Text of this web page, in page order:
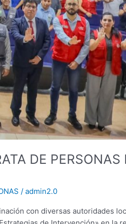
DE PERSONAS
/admin2.0
con diversas autoridades